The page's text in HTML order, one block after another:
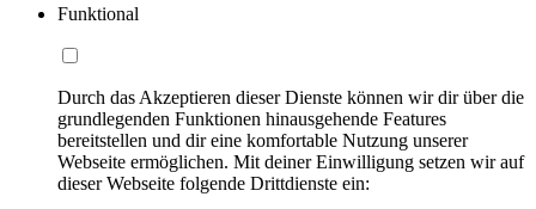
Funktional
Durch das Akzeptieren dieser Dienste können wir dir über die
grundlegenden Funktionen hinausgehende Features
bereitstellen und dir eine komfortable Nutzung unserer
Webseite ermöglichen. Mit deiner Einwilligung setzen wir auf
dieser Webseite folgende Drittdienste ein: